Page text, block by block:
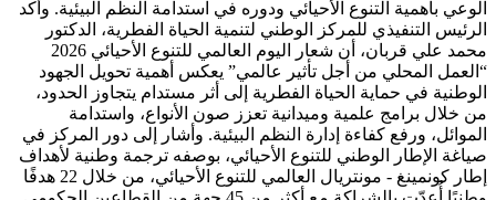
الوعي بأهمية التنوع الأحيائي ودوره في استدامة النظم البيئية. وأكد
الرئيس التنفيذي للمركز الوطني لتنمية الحياة الفطرية، الدكتور
محمد علي قربان، أن شعار اليوم العالمي للتنوع الأحيائي 2026
“العمل المحلي من أجل تأثير عالمي” يعكس أهمية تحويل الجهود
الوطنية في حماية الحياة الفطرية إلى أثر مستدام يتجاوز الحدود،
من خلال برامج علمية وميدانية تعزز صون الأنواع، واستدامة
الموائل، ورفع كفاءة إدارة النظم البيئية. وأشار إلى دور المركز في
صياغة الإطار الوطني للتنوع الأحيائي، بوصفه ترجمة وطنية لأهداف
إطار كونمينغ - مونتريال العالمي للتنوع الأحيائي، من خلال 22 هدفًا